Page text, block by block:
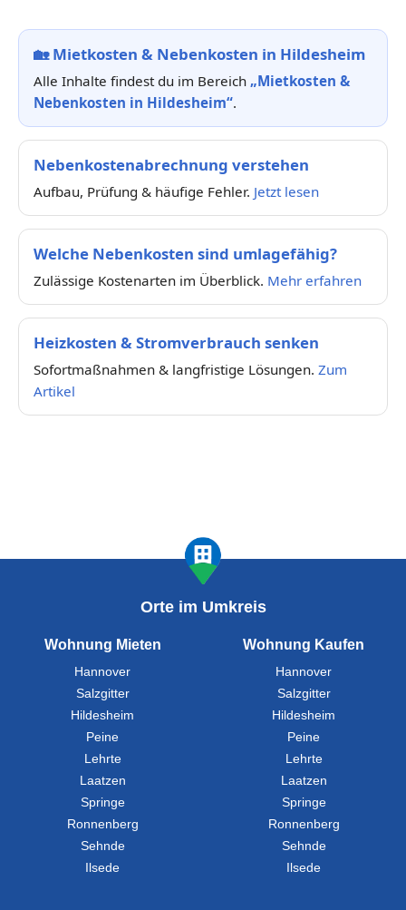
🏡Mietkosten & Nebenkosten in Hildesheim
Alle Inhalte findest du im Bereich „Mietkosten &
Nebenkosten in Hildesheim“.
Nebenkostenabrechnung verstehen
Aufbau, Prüfung & häufige Fehler. Jetzt lesen
Welche Nebenkosten sind umlagefähig?
Zulässige Kostenarten im Überblick. Mehr erfahren
Heizkosten & Stromverbrauch senken
Sofortmaßnahmen & langfristige Lösungen. Zum
Artikel
Orte im Umkreis
Wohnung Mieten
Hannover
Salzgitter
Hildesheim
Peine
Lehrte
Laatzen
Springe
Ronnenberg
Sehnde
Ilsede
Wohnung Kaufen
Hannover
Salzgitter
Hildesheim
Peine
Lehrte
Laatzen
Springe
Ronnenberg
Sehnde
Ilsede